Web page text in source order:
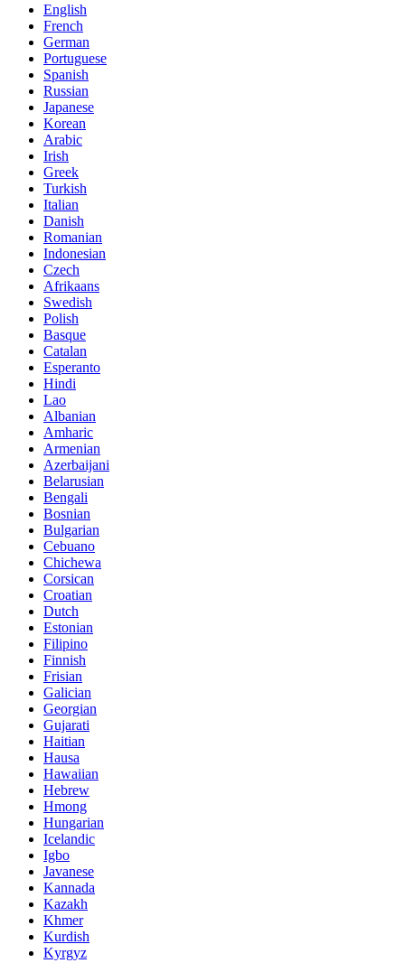
English
French
German
Portuguese
Spanish
Russian
Japanese
Korean
Arabic
Irish
Greek
Turkish
Italian
Danish
Romanian
Indonesian
Czech
Afrikaans
Swedish
Polish
Basque
Catalan
Esperanto
Hindi
Lao
Albanian
Amharic
Armenian
Azerbaijani
Belarusian
Bengali
Bosnian
Bulgarian
Cebuano
Chichewa
Corsican
Croatian
Dutch
Estonian
Filipino
Finnish
Frisian
Galician
Georgian
Gujarati
Haitian
Hausa
Hawaiian
Hebrew
Hmong
Hungarian
Icelandic
Igbo
Javanese
Kannada
Kazakh
Khmer
Kurdish
Kyrgyz